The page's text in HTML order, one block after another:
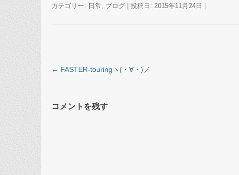
カテゴリー: 日常, ブログ | 投稿日: 2015年11月24日
投稿ナビゲーション
← FASTER-touringヽ(・∀・)ノ
コメントを残す